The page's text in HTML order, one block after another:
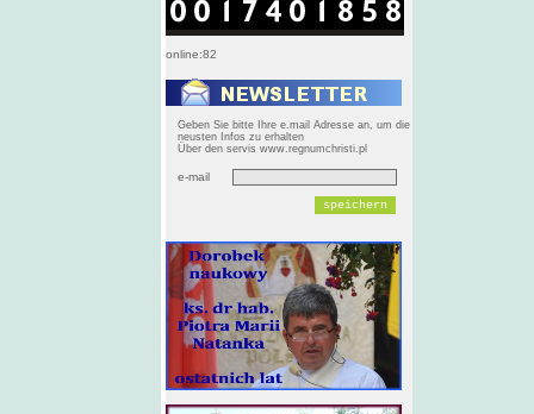
online:82
Geben Sie bitte Ihre e.mail Adresse an, um die
neusten Infos zu erhalten
Über den servis www.regnumchristi.pl
e-mail